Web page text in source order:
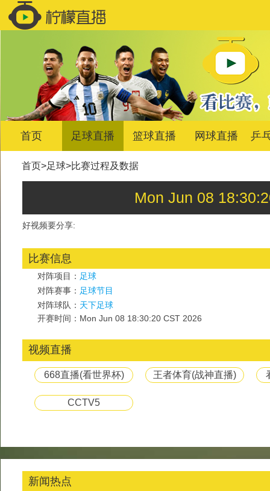
首页 足球直播 篮球直播 网球直播 乒
首页>足球>比赛过程及数据
Mon Jun 08
好视频要分享:
比赛信息
对阵项目： 足球
对阵赛事： 足球节目
对阵球队： 天下足球
开赛时间：Mon Jun 08 18:30:20 CST 2026
视频直播
668直播(看世界杯) 王者体育(战神直播)
CCTV5
新闻热点